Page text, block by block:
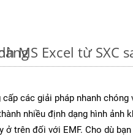
MS Excel từ
các giải pháp nhanh chóng
nhiều định dạng hình ảnh
trên đối với EMF. Cho dù